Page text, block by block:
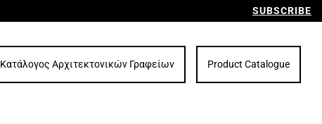
SUBSCRIBE
Κατάλογος Αρχιτεκτονικών Γραφείων Product Catalogue